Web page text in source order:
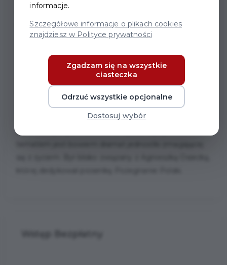
Bułat Okudżawa
ballad, pieśni lirycznych i satyrycznych, dramaturg.
Największą sławę zdobył jako poeta i bard.
w drugim obiegu, dopiero później artysta miał
możliwość oficjalnego wykonywania swoich dzieł. W
poezji Okudżawy dominuje klimat zadumy, smutku,
refleksji nad ludzkim losem. Częstym motywem jest
wojna, jednak bywa ona zazwyczaj jedynie tłem dla
egzystencjalnych rozważań, najważniejszym
informacje.
Szczegółowe informacje o plikach cookies
znajdziesz w Polityce prywatności
Zgadzam się na wszystkie
ciasteczka
Odrzuć wszystkie opcjonalne
Dostosuj wybór